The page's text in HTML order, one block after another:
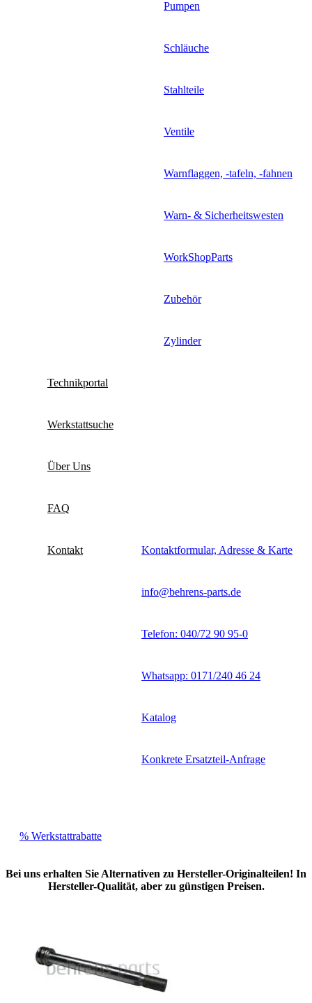
Pumpen
Schläuche
Stahlteile
Ventile
Warnflaggen, -tafeln, -fahnen
Warn- & Sicherheitswesten
WorkShopParts
Zubehör
Zylinder
Technikportal
Werkstattsuche
Über Uns
FAQ
Kontakt Kontaktformular, Adresse & Karte
info@behrens-parts.de
Telefon: 040/72 90 95-0
Whatsapp: 0171/240 46 24
Katalog
Konkrete Ersatzteil-Anfrage
% Werkstattrabatte
Bei uns erhalten Sie Alternativen zu Hersteller-Originalteilen! In
Hersteller-Qualität, aber zu günstigen Preisen.